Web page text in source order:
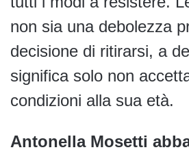
non sia una debolezza
decisione di ritirarsi, a
significa solo non
condizioni alla sua età.
Antonella Mosetti